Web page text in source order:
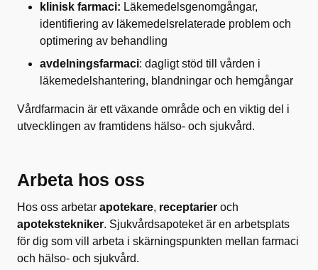
klinisk farmaci: Läkemedelsgenomgångar,
identifiering av läkemedelsrelaterade problem och
optimering av behandling
avdelningsfarmaci: dagligt stöd till vården i
läkemedelshantering, blandningar och hemgångar
Vårdfarmacin är ett växande område och en viktig del i
utvecklingen av framtidens hälso- och sjukvård.
Arbeta hos oss
Hos oss arbetar apotekare, receptarier och
apotekstekniker. Sjukvårdsapoteket är en arbetsplats
för dig som vill arbeta i skärningspunkten mellan farmaci
och hälso- och sjukvård.